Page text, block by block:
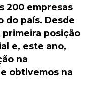
200 empresas
do país. Desde
primeira posição
e, este ano,
na
obtivemos na